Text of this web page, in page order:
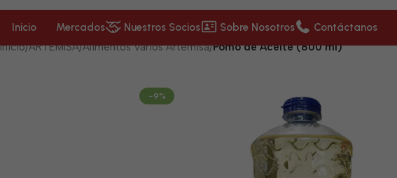
Inicio Mercados Nuestros Socios Sobre Nosotros Contáctanos
Inicio/ARTEMISA/Alimentos Varios Artemisa/Pomo de Aceite (800 ml)
-9%